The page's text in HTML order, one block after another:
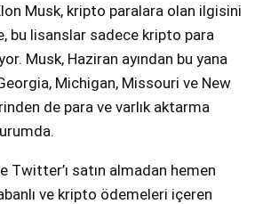
Musk, kripto paralara olan ilgisini
bu lisanslar sadece kripto para
Musk, Haziran ayından bu yana
Michigan, Missouri ve New
de para ve varlık aktarma
Twitter’ı satın almadan hemen
ve kripto ödemeleri içeren